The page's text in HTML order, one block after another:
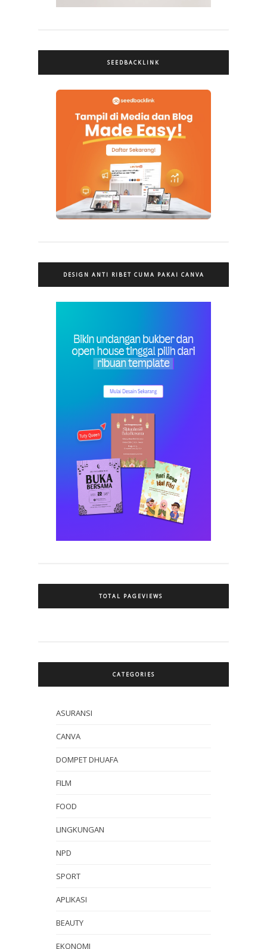
SEEDBACKLINK
DESIGN ANTI RIBET CUMA PAKAI CANVA
TOTAL PAGEVIEWS
CATEGORIES
ASURANSI
CANVA
DOMPET DHUAFA
FILM
FOOD
LINGKUNGAN
NPD
SPORT
APLIKASI
BEAUTY
EKONOMI